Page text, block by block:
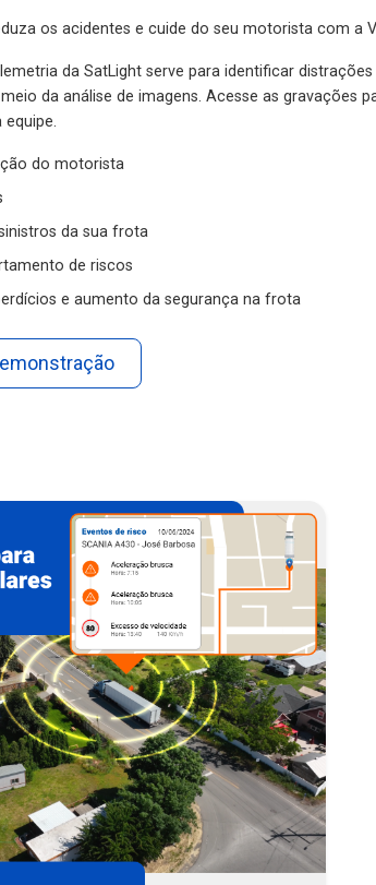
os acidentes e cuide do seu motorista com a
da SatLight serve para identificar
da análise de imagens. Acesse as gravações
do motorista
da sua frota
de riscos
e aumento da segurança na frota